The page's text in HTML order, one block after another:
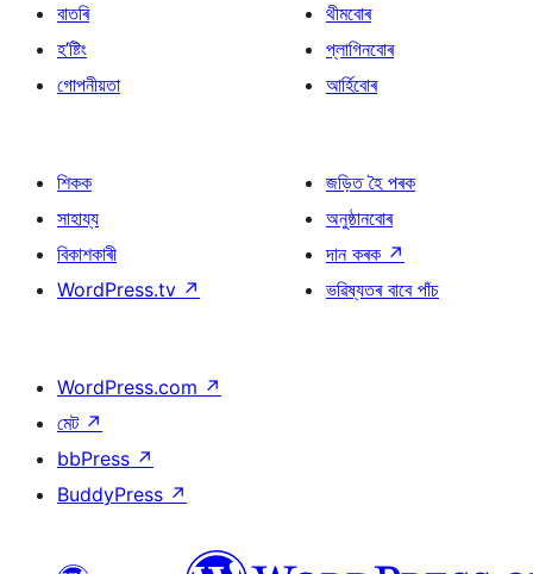
বাতৰি
হ’ষ্টিং
গোপনীয়তা
থীমবোৰ
প্লাগিনবোৰ
আৰ্হিবোৰ
শিকক
সাহায্য
বিকাশকাৰী
WordPress.tv ↗
জড়িত হৈ পৰক
অনুষ্ঠানবোৰ
দান কৰক ↗
ভৱিষ্যতৰ বাবে পাঁচ
WordPress.com ↗
মেট ↗
bbPress ↗
BuddyPress ↗